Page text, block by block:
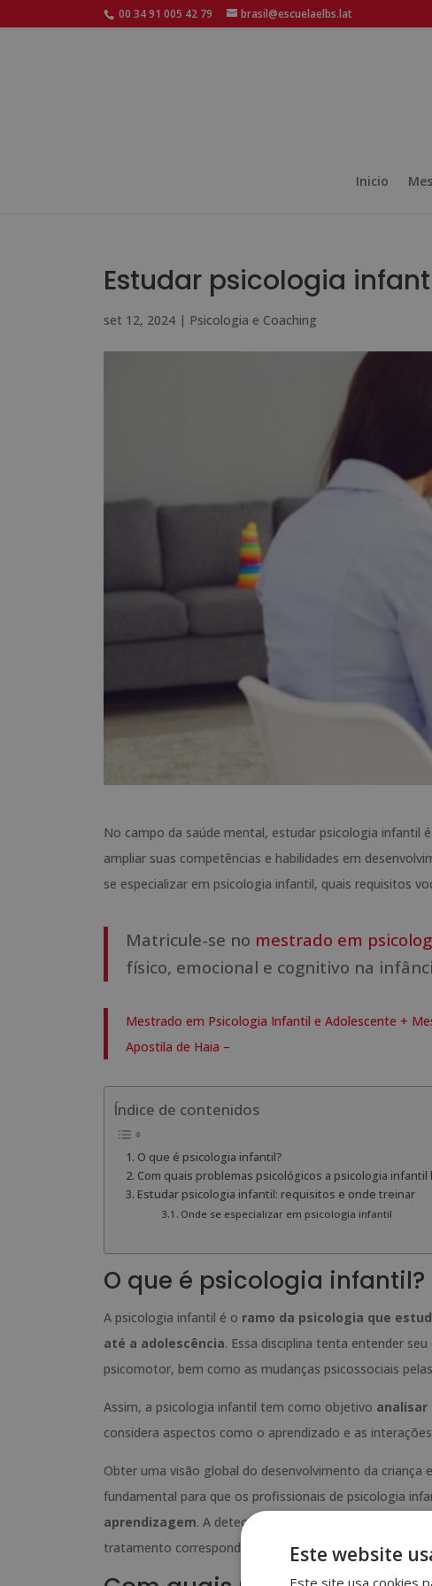
00 34 91 005 42 79 brasil@escuelaelbs.lat
Inicio
Estudar psicologia
set 12, 2024 | Psicologia e Coaching
No campo da saúde mental, estudar psicologia infantil
ampliar suas competências e habilidades em
se especializar em psicologia infantil, quais requisitos
Matricule-se no mestrado em
físico, emocional e cognitivo na
Mestrado em Psicologia Infantil e Adolescente +
Apostila de Haia –
Índice de contenidos
O que é psicologia infantil?
Com quais problemas psicológicos a psicologia infantil
Estudar psicologia infantil: requisitos e onde treinar
Onde se especializar em psicologia infantil
O que é psicologia infantil?
A psicologia infantil é o ramo da psicologia que
até a adolescência. Essa disciplina tenta entender
psicomotor, bem como as mudanças psicossociais
Assim, a psicologia infantil tem como objetivo analisar
considera aspectos como o aprendizado e as
Obter uma visão global do desenvolvimento da criança
fundamental para que os profissionais de psicologia
aprendizagem. A detecção desses distúrbios ajuda a
tratamento correspondente.
Este website
Este site usa cookies